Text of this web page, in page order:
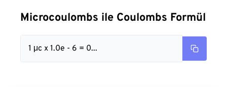
Microcoulombs ile Coulombs Formül
1 μc x 1.0e - 6 = 0...